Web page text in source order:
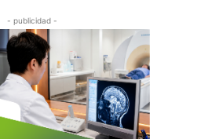
- publicidad -